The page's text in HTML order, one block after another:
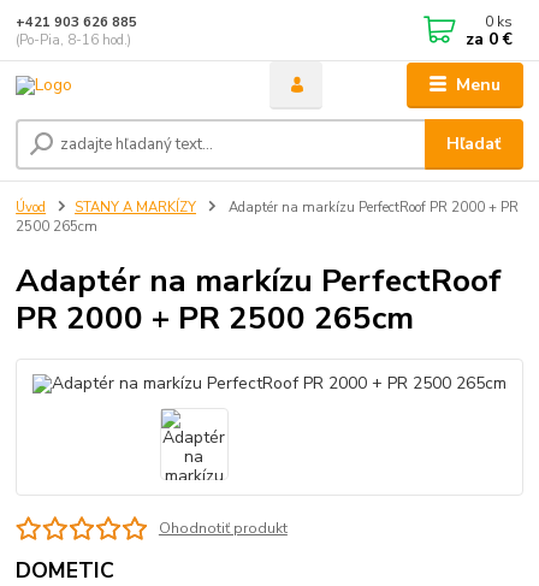
Menu
Hľadať
+421 903 626 885
(Po-Pia, 8-16 hod.)
0 ks
za 0 €
Úvod STANY A MARKÍZY
Adaptér na markízu PerfectRoof PR 2000 + PR
2500 265cm
Adaptér na markízu PerfectRoof
PR 2000 + PR 2500 265cm
Ohodnotiť produkt
DOMETIC